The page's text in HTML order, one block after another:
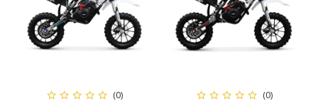
(0)
(0)